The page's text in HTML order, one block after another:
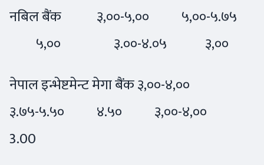
नबिल बैंक ३,००-५,०० ५,००-५.७५
५,०० ३.००-४.०५ ३,००
नेपाल इन्भेष्टमेन्ट मेगा बैंक ३,००-४,००
३.७५-५.५० ४.५० ३,००-४,००
3.00